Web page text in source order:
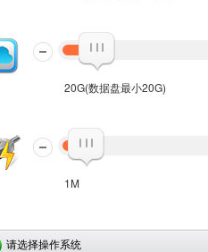
20G(数据盘最小20G)
1M
请选择操作系统